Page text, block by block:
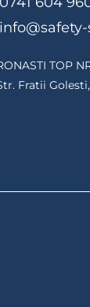
TOP
Fratii